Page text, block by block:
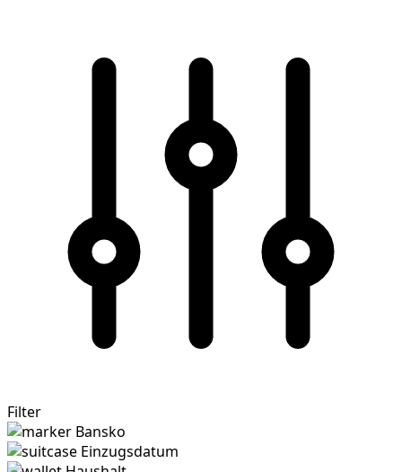
Filter
Bansko
Einzugsdatum